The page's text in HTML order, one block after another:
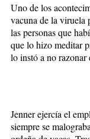
Uno de los
vacuna de la viruela
las personas que
que lo hizo meditar
lo instó a no razonar
Jenner ejercía el
siempre se